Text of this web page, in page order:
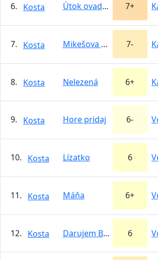
6. Kosta Útok ovadov 7+
7. Kosta Mikešova morálovka 7-
8. Kosta Nelezená 6+
9. Kosta Hore pridaj 6-
10. Kosta Lízatko 6
11. Kosta Máňa 6+
12. Kosta Darujem Brzošovi L1 6